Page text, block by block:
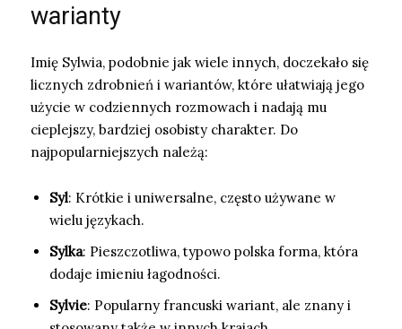
warianty
Imię Sylwia, podobnie jak wiele innych, doczekało się
licznych zdrobnień i wariantów, które ułatwiają jego
użycie w codziennych rozmowach i nadają mu
cieplejszy, bardziej osobisty charakter. Do
najpopularniejszych należą:
Syl: Krótkie i uniwersalne, często używane w
wielu językach.
Sylka: Pieszczotliwa, typowo polska forma, która
dodaje imieniu łagodności.
Sylvie: Popularny francuski wariant, ale znany i